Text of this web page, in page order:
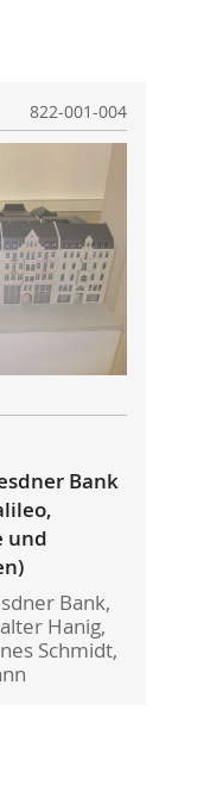
822-001-004
Bank
und
Bank,
Hanig,
Schmidt,